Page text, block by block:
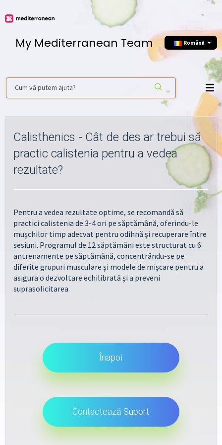
My Mediterranean Team Română
Calisthenics - Cât de des ar trebui să
practic calistenia pentru a vedea
rezultate?
Pentru a vedea rezultate optime, se recomandă să
practici calistenia de 3-4 ori pe săptămână, oferindu-le
mușchilor timp adecvat pentru odihnă și recuperare între
sesiuni. Programul de 12 săptămâni este structurat cu 6
antrenamente pe săptămână, concentrându-se pe
diferite grupuri musculare și modele de mișcare pentru a
asigura o dezvoltare echilibrată și a preveni
suprasolicitarea.
Înapoi
Contactează Suport